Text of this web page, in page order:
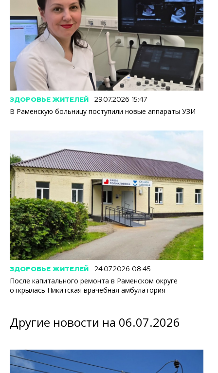
ЗДОРОВЬЕ ЖИТЕЛЕЙ 29.07.2026 15:47
В Раменскую больницу поступили новые аппараты УЗИ
ЗДОРОВЬЕ ЖИТЕЛЕЙ 24.07.2026 08:45
После капитального ремонта в Раменском округе
открылась Никитская врачебная амбулатория
Другие новости на 06.07.2026